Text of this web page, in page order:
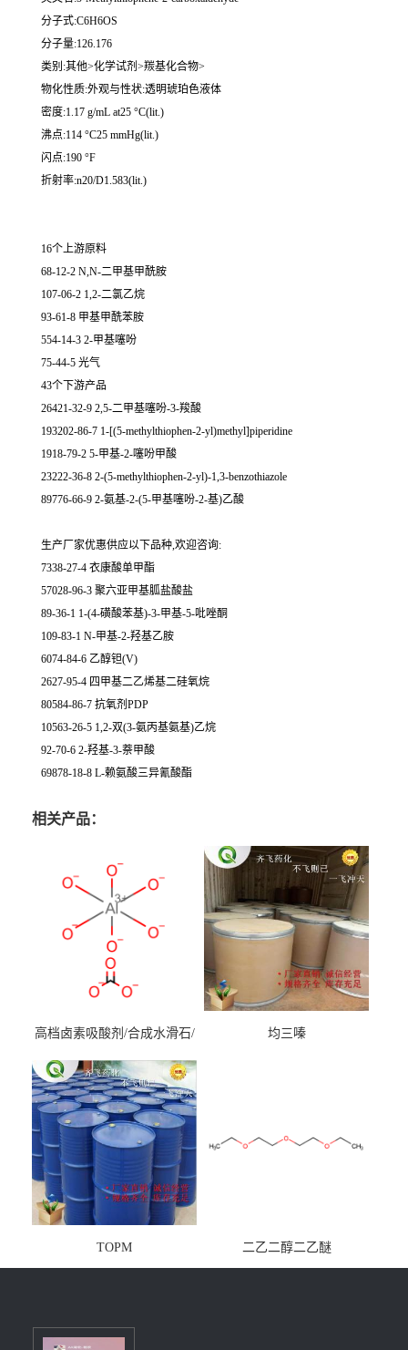
分子式:C6H6OS
分子量:126.176
类别:其他>化学试剂>羰基化合物>
物化性质:外观与性状:透明琥珀色液体
密度:1.17 g/mL at25 °C(lit.)
沸点:114 °C25 mmHg(lit.)
闪点:190 °F
折射率:n20/D1.583(lit.)
16个上游原料
68-12-2 N,N-二甲基甲酰胺
107-06-2 1,2-二氯乙烷
93-61-8 甲基甲酰苯胺
554-14-3 2-甲基噻吩
75-44-5 光气
43个下游产品
26421-32-9 2,5-二甲基噻吩-3-羧酸
193202-86-7 1-[(5-methylthiophen-2-yl)methyl]piperidine
1918-79-2 5-甲基-2-噻吩甲酸
23222-36-8 2-(5-methylthiophen-2-yl)-1,3-benzothiazole
89776-66-9 2-氨基-2-(5-甲基噻吩-2-基)乙酸
生产厂家优惠供应以下品种,欢迎咨询:
7338-27-4 衣康酸单甲酯
57028-96-3 聚六亚甲基胍盐酸盐
89-36-1 1-(4-磺酸苯基)-3-甲基-5-吡唑酮
109-83-1 N-甲基-2-羟基乙胺
6074-84-6 乙醇钽(V)
2627-95-4 四甲基二乙烯基二硅氧烷
80584-86-7 抗氧剂PDP
10563-26-5 1,2-双(3-氨丙基氨基)乙烷
92-70-6 2-羟基-3-萘甲酸
69878-18-8 L-赖氨酸三异氰酸酯
相关产品：
高档卤素吸酸剂/合成水滑石/
均三嗪
TOPM 二乙二醇二乙醚